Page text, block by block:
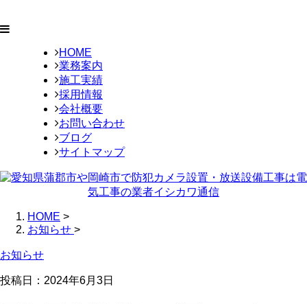
HOME
業務案内
施工実績
採用情報
会社概要
お問い合わせ
ブログ
サイトマップ
HOME >
お知らせ >
お知らせ
投稿日：2024年6月3日